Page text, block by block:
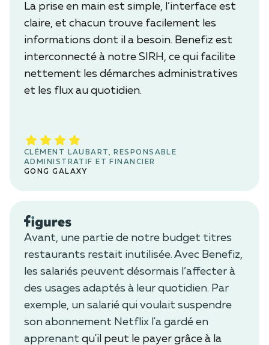
La prise en main est simple, l’interface est
claire, et chacun trouve facilement les
informations dont il a besoin. Benefiz est
interconnecté à notre SIRH, ce qui facilite
nettement les démarches administratives
et les flux au quotidien.
CLÉMENT LAUBART, RESPONSABLE
ADMINISTRATIF ET FINANCIER
GONG GALAXY
Avant, une partie de notre budget titres
restaurants restait inutilisée. Avec Benefiz,
les salariés peuvent désormais l’affecter à
des usages adaptés à leur quotidien. Par
exemple, un salarié qui voulait suspendre
son abonnement Netflix l'a gardé en
apprenant qu'il peut le payer grâce à la